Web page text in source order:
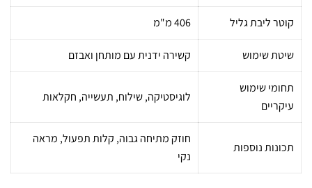
קוטר ליבת גליל 406 מ"מ
שיטת שימוש קשירה ידנית עם מותחן ואבזם
תחומי שימוש
עיקריים
לוגיסטיקה, שילוח, תעשייה, חקלאות
תכונות נוספות
חוזק מתיחה גבוה, קלות תפעול, מראה
נקי